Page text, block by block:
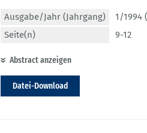
Ausgabe/Jahr (Jahrgang)
1/1994
Seite(n)
9-12
Abstract anzeigen
Datei-Download